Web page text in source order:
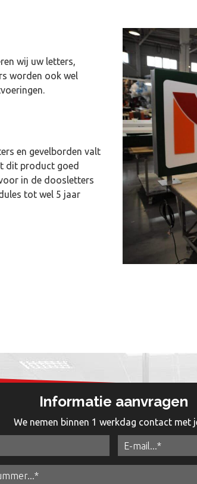
wij uw letters,
worden ook wel
en gevelborden valt
dit product goed
in de doosletters
tot wel 5 jaar
Informatie aanvragen
We nemen binnen 1 werkdag contact met